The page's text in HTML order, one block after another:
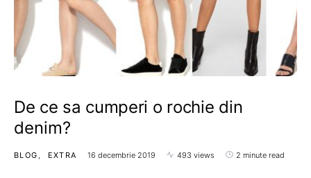
De ce sa cumperi o rochie din
denim?
BLOG EXTRA 16 decembrie 2019 493 views 2 minute read